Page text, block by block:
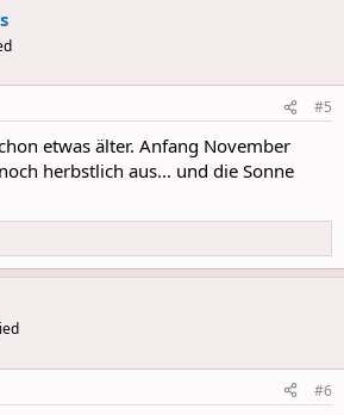
#5
etwas älter. Anfang November
herbstlich aus... und die Sonne
#6